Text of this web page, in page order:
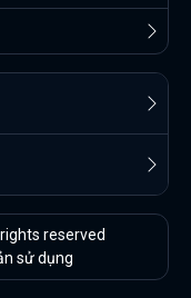
reserved
sử dụng